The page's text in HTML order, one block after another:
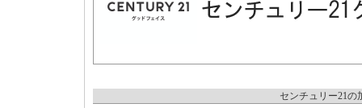
センチュリー21の